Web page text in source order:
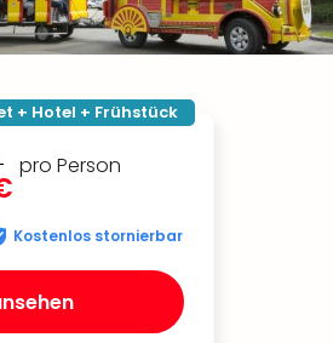
+ Hotel + Frühstück
pro Person
Kostenlos stornierbar